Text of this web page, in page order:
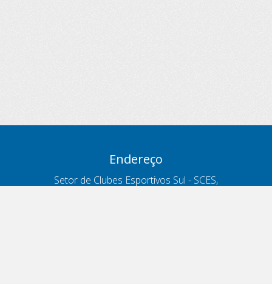
Endereço
Setor de Clubes Esportivos Sul - SCES,